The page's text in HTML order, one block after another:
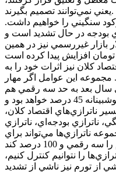
يعني نمي‌توانند تصميم بگيرند.
سنگيني را خواهيم داشت.
بودجه در حال تشديد است و
بازار غيررسمي نيز در همين
کلان نيز اثرات خود را به
مجموعه اين عوامل اگر مهار
سال بعد به حد سه رقمي هم
برساند. امسال ولي فکر کنم تورم خوشبينانه 45 درصد خواهد بود و
درصد است. مسير ناترازي‌هاي اقتصاد کلان،
ناترازي بودجه‌اي، ناترازي
ناترازي‌ها مي‌تواند براي
را نتوانيم کنترل کنيم،
از تورم نيز ناشي از تشديد